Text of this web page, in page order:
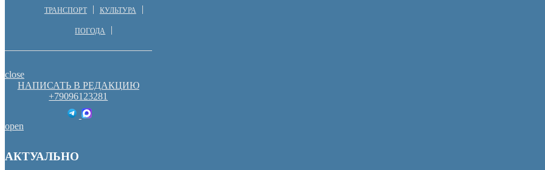
ТРАНСПОРТ КУЛЬТУРА
ПОГОДА
close
НАПИСАТЬ В РЕДАКЦИЮ
+79096123281
open
АКТУАЛЬНО